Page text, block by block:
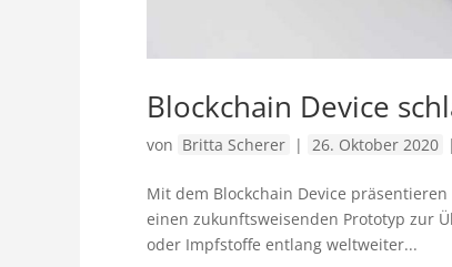
Blockchain Device
von Britta Scherer | 26. Oktober 2020 |
Mit dem Blockchain Device
einen zukunftsweisenden Prototyp zur
oder Impfstoffe entlang weltweiter...